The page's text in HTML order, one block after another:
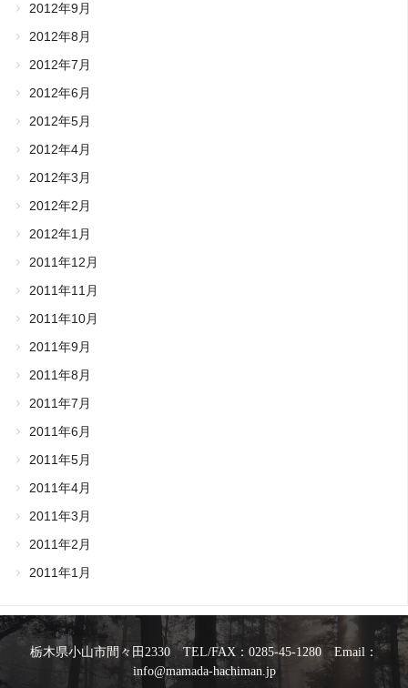
2012年9月
2012年8月
2012年7月
2012年6月
2012年5月
2012年4月
2012年3月
2012年2月
2012年1月
2011年12月
2011年11月
2011年10月
2011年9月
2011年8月
2011年7月
2011年6月
2011年5月
2011年4月
2011年3月
2011年2月
2011年1月
栃木県小山市間々田2330 TEL/FAX：0285-45-1280 Email：
info@mamada-hachiman.jp